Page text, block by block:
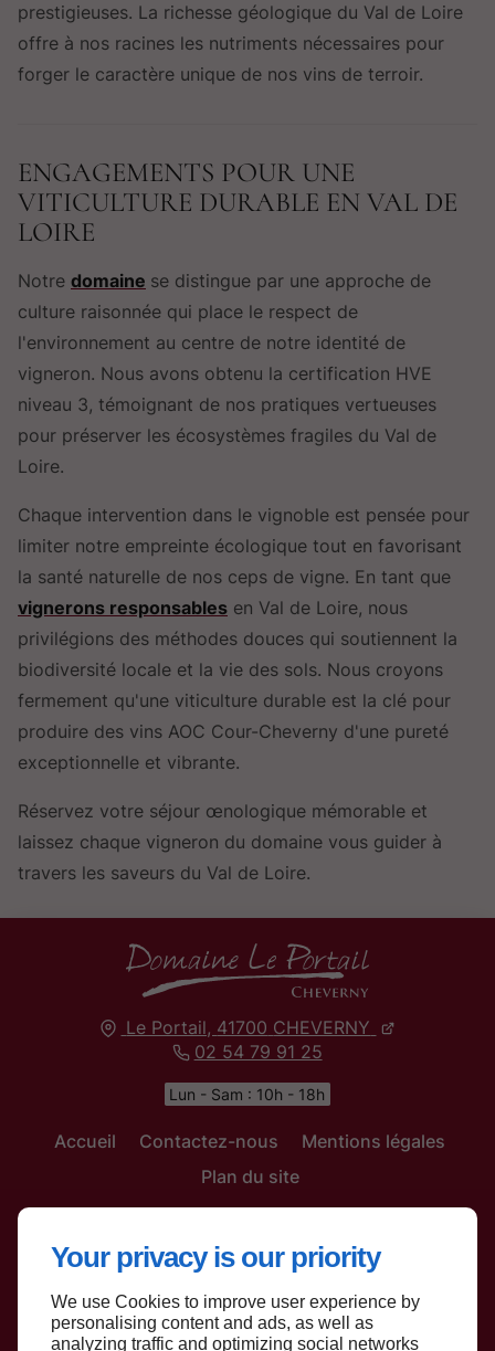
Your privacy is our priority
We use Cookies to improve user experience by
personalising content and ads, as well as
analyzing traffic and optimizing social networks
prestigieuses. La richesse géologique du Val de Loire
offre à nos racines les nutriments nécessaires pour
forger le caractère unique de nos vins de terroir.
ENGAGEMENTS POUR UNE
VITICULTURE DURABLE EN VAL DE
LOIRE
Notre domaine se distingue par une approche de
culture raisonnée qui place le respect de
l'environnement au centre de notre identité de
vigneron. Nous avons obtenu la certification HVE
niveau 3, témoignant de nos pratiques vertueuses
pour préserver les écosystèmes fragiles du Val de
Loire.
Chaque intervention dans le vignoble est pensée pour
limiter notre empreinte écologique tout en favorisant
la santé naturelle de nos ceps de vigne. En tant que
vignerons responsables en Val de Loire, nous
privilégions des méthodes douces qui soutiennent la
biodiversité locale et la vie des sols. Nous croyons
fermement qu'une viticulture durable est la clé pour
produire des vins AOC Cour-Cheverny d'une pureté
exceptionnelle et vibrante.
Réservez votre séjour œnologique mémorable et
laissez chaque vigneron du domaine vous guider à
travers les saveurs du Val de Loire.
Le Portail, 41700 CHEVERNY
02 54 79 91 25
Lun - Sam : 10h - 18h
Accueil Contactez-nous
Mentions légales
Plan du site
Haut de page